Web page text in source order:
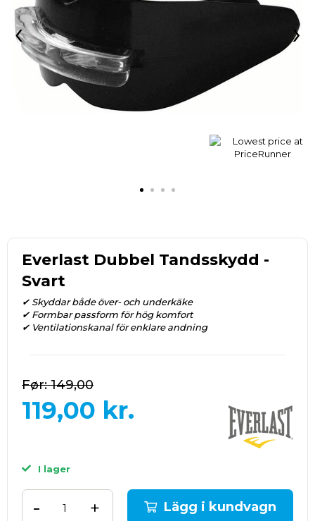
‹ ›
Everlast Dubbel Tandsskydd -
Svart
✔ Skyddar både över- och underkäke
✔ Formbar passform för hög komfort
✔ Ventilationskanal för enklare andning
149,00
119,00 kr.
I lager
+
- Lägg i kundvagn